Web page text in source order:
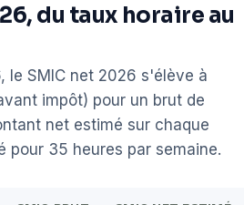
du taux horaire au
le SMIC net 2026 s'élève à
impôt) pour un brut de
net estimé sur chaque
pour 35 heures par semaine.